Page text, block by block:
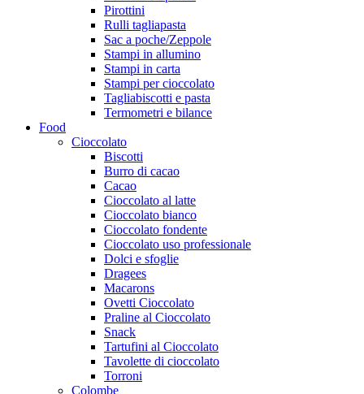
Pirottini
Rulli tagliapasta
Sac a poche/Zeppole
Stampi in allumino
Stampi in carta
Stampi per cioccolato
Tagliabiscotti e pasta
Termometri e bilance
Food
Cioccolato
Biscotti
Burro di cacao
Cacao
Cioccolato al latte
Cioccolato bianco
Cioccolato fondente
Cioccolato uso professionale
Dolci e sfoglie
Dragees
Macarons
Ovetti Cioccolato
Praline al Cioccolato
Snack
Tartufini al Cioccolato
Tavolette di cioccolato
Torroni
Colombe